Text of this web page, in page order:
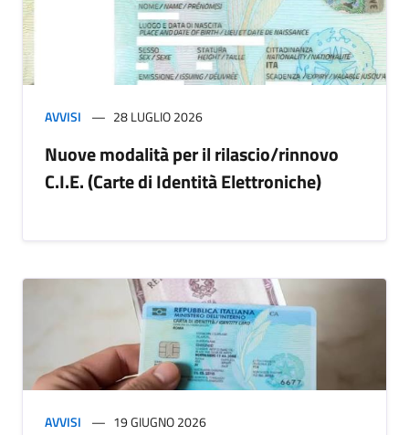
AVVISI 28 LUGLIO 2026
Nuove modalità per il rilascio/rinnovo
C.I.E. (Carte di Identità Elettroniche)
AVVISI 19 GIUGNO 2026